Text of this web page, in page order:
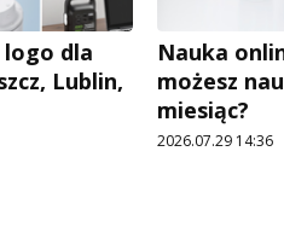
dla
Lublin,
Nauka
możesz
miesiąc?
2026.07.29 14:36